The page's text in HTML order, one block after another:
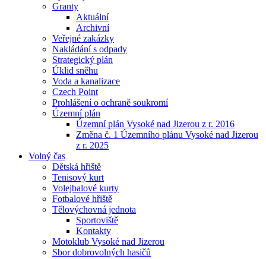
Granty
Aktuální
Archivní
Veřejné zakázky
Nakládání s odpady
Strategický plán
Úklid sněhu
Voda a kanalizace
Czech Point
Prohlášení o ochraně soukromí
Územní plán
Územní plán Vysoké nad Jizerou z r. 2016
Změna č. 1 Územního plánu Vysoké nad Jizerou
z r. 2025
Volný čas
Dětská hřiště
Tenisový kurt
Volejbalové kurty
Fotbalové hřiště
Tělovýchovná jednota
Sportoviště
Kontakty
Motoklub Vysoké nad Jizerou
Sbor dobrovolných hasičů